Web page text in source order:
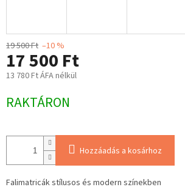
19 500 Ft –10 %
17 500 Ft
13 780 Ft ÁFA nélkül
Egységár:
RAKTÁRON
Hozzáadás a kosárhoz
Falimatricák stílusos és modern színekben